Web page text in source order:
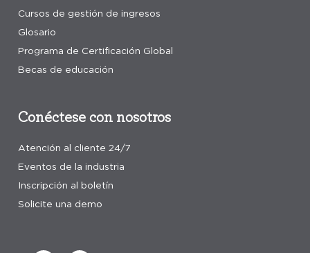
Cursos de gestión de ingresos
Glosario
Programa de Certificación Global
Becas de educación
Conéctese con nosotros
Atención al cliente 24/7
Eventos de la industria
Inscripción al boletín
Solicite una demo